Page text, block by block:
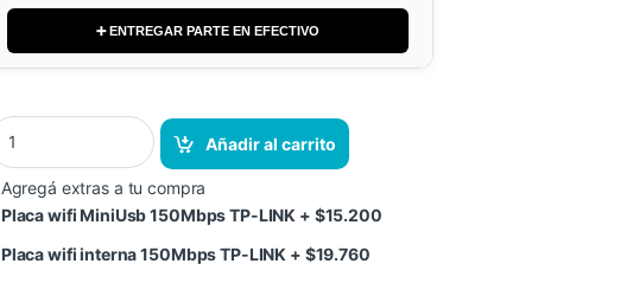
➕ ENTREGAR PARTE EN EFECTIVO
Añadir al carrito
Agregá extras a tu compra
Placa wifi MiniUsb 150Mbps TP-LINK + $15.200
Placa wifi interna 150Mbps TP-LINK + $19.760